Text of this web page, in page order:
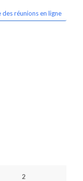
des réunions en ligne
2